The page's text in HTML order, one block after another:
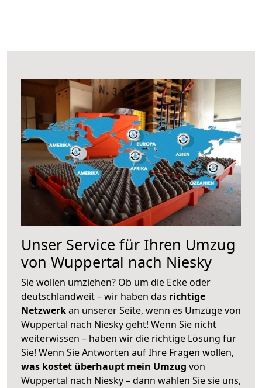
Unser Service für Ihren Umzug
von Wuppertal nach Niesky
Sie wollen umziehen? Ob um die Ecke oder
deutschlandweit – wir haben das richtige
Netzwerkan unserer Seite, wenn es Umzüge von
Wuppertal nach Niesky geht! Wenn Sie nicht
weiterwissen – haben wir die richtige Lösung für
Sie! Wenn Sie Antworten auf Ihre Fragen wollen,
was kostet überhaupt mein Umzug von
Wuppertal nach Niesky – dann wählen Sie sie uns,